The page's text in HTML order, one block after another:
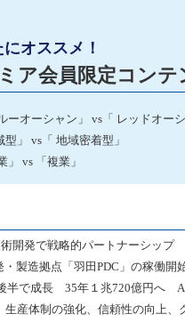
オススメ！
ア会員限定コンテ
オーシャン」 vs「 レッドオーシ
」 vs「 地域密着型」
vs 「複業」
開発で戦略的パートナーシップ
製造拠点「羽田PDC」の稼働
半で成長 35年１兆720億円へ
体制の強化、信頼性の向上、